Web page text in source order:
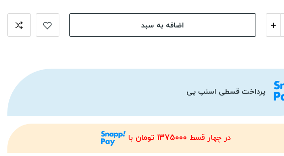
اضافه به سبد
پرداخت قسطی اسنپ پی
در چهار قسط 1375000 تومان با